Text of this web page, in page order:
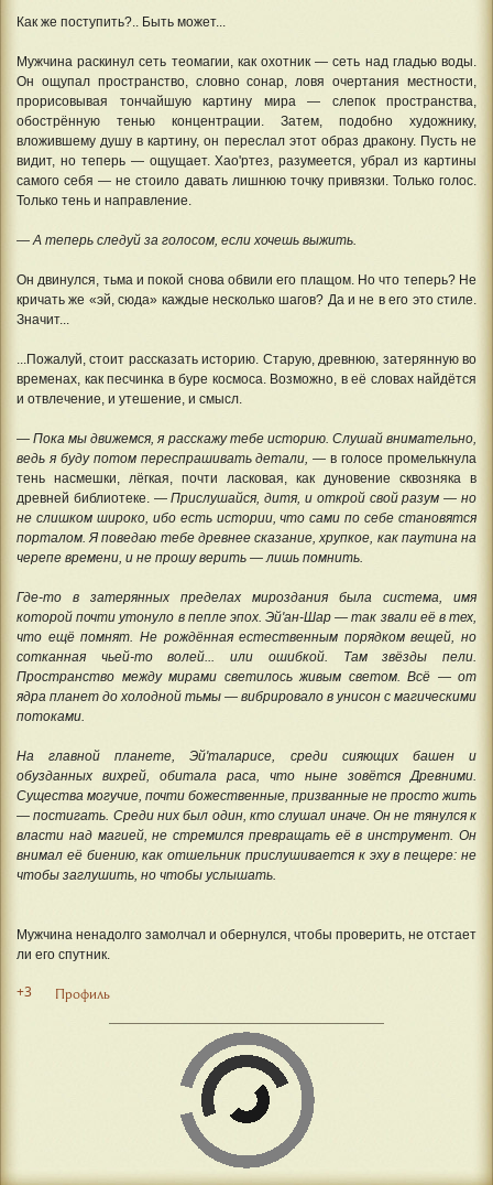
Как же поступить?.. Быть может...
Мужчина раскинул сеть теомагии, как охотник — сеть над гладью воды.
Он ощупал пространство, словно сонар, ловя очертания местности,
прорисовывая тончайшую картину мира — слепок пространства,
обострённую тенью концентрации. Затем, подобно художнику,
вложившему душу в картину, он переслал этот образ дракону. Пусть не
видит, но теперь — ощущает. Хао'ртез, разумеется, убрал из картины
самого себя — не стоило давать лишнюю точку привязки. Только голос.
Только тень и направление.
— А теперь следуй за голосом, если хочешь выжить.
Он двинулся, тьма и покой снова обвили его плащом. Но что теперь? Не
кричать же «эй, сюда» каждые несколько шагов? Да и не в его это стиле.
Значит...
...Пожалуй, стоит рассказать историю. Старую, древнюю, затерянную во
временах, как песчинка в буре космоса. Возможно, в её словах найдётся
и отвлечение, и утешение, и смысл.
— Пока мы движемся, я расскажу тебе историю. Слушай внимательно,
ведь я буду потом переспрашивать детали,— в голосе промелькнула
тень насмешки, лёгкая, почти ласковая, как дуновение сквозняка в
древней библиотеке. —Прислушайся, дитя, и открой свой разум — но
не слишком широко, ибо есть истории, что сами по себе становятся
порталом. Я поведаю тебе древнее сказание, хрупкое, как паутина на
черепе времени, и не прошу верить — лишь помнить.
Где-то в затерянных пределах мироздания была система, имя
которой почти утонуло в пепле эпох. Эй'ан-Шар — так звали её в тех,
что ещё помнят. Не рождённая естественным порядком вещей, но
сотканная чьей-то волей... или ошибкой. Там звёзды пели.
Пространство между мирами светилось живым светом. Всё — от
ядра планет до холодной тьмы — вибрировало в унисон с магическими
потоками.
На главной планете, Эй'таларисе, среди сияющих башен и
обузданных вихрей, обитала раса, что ныне зовётся Древними.
Существа могучие, почти божественные, призванные не просто жить
— постигать. Среди них был один, кто слушал иначе. Он не тянулся к
власти над магией, не стремился превращать её в инструмент. Он
внимал её биению, как отшельник прислушивается к эху в пещере: не
чтобы заглушить, но чтобы услышать.
Мужчина ненадолго замолчал и обернулся, чтобы проверить, не отстает
ли его спутник.
+3 Профиль